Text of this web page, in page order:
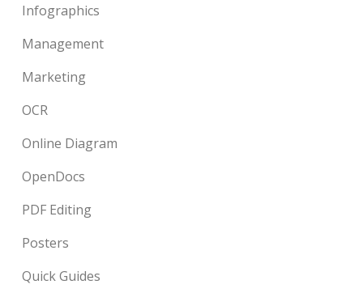
Infographics
Management
Marketing
OCR
Online Diagram
OpenDocs
PDF Editing
Posters
Quick Guides